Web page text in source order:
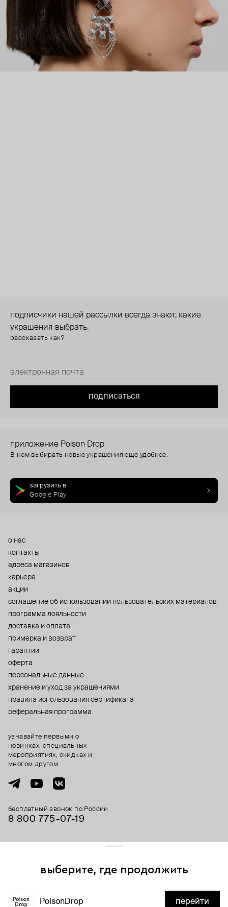
подписчики нашей рассылки всегда знают, какие
украшения выбрать.
рассказать как?
подписаться
приложение Poison Drop
В нем выбирать новые украшения еще удобнее.
загрузить в
Google Play
о нас
контакты
адреса магазинов
карьера
акции
cоглашение об использовании пользовательских материалов
программа лояльности
доставка и оплата
примерка и возврат
гарантии
оферта
персональные данные
хранение и уход за украшениями
правила использования сертификата
реферальная программа
бесплатный звонок по России
8 800 775⁠-07⁠-19
узнавайте первыми о
новинках, специальных
мероприятиях, скидках и
многом другом
выберите, где продолжить
PoisonDrop перейти
и сервисы аналитики. Продолжая его использование,